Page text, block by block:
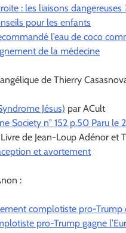
: les liaisons dangereuses
pour les enfants
l’eau de coco
de la médecine
de Thierry
Jésus) par ACult
Society n° 152 p.50 Paru le
de Jean-Loup Adénor
et avortement
:
complotiste pro-
pro-Trump gagne